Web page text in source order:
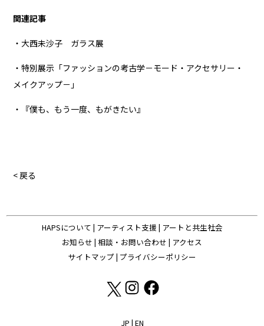
関連記事
・大西未沙子 ガラス展
・特別展示「ファッションの考古学－モード・アクセサリー・
メイクアップ－」
・『僕も、もう一度、もがきたい』
< 戻る
HAPSについて | アーティスト支援 | アートと共生社会
お知らせ | 相談・お問い合わせ | アクセス
サイトマップ | プライバシーポリシー
JP | EN